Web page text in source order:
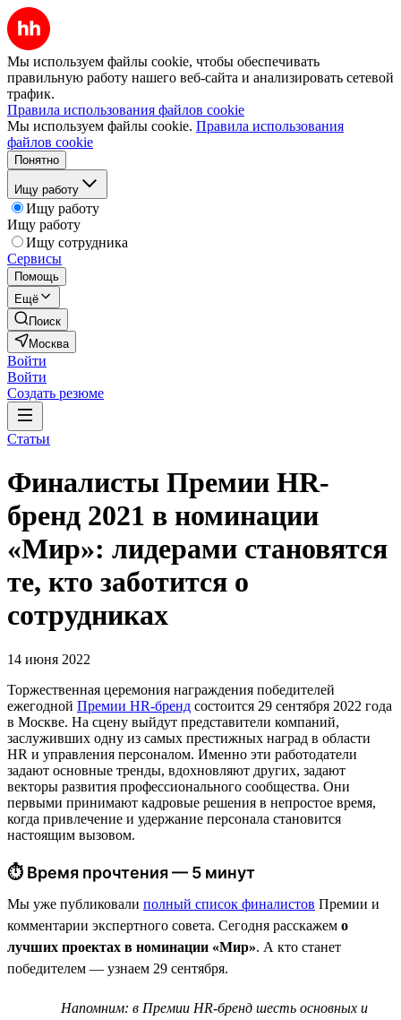
Мы используем файлы cookie, чтобы обеспечивать
правильную работу нашего веб-сайта и анализировать сетевой
трафик.
Правила использования файлов cookie
Мы используем файлы cookie. Правила использования
файлов cookie
Понятно
Ищу работу
Ищу работу
Ищу работу
Ищу сотрудника
Сервисы
Помощь
Ещё
Поиск
Москва
Войти
Войти
Создать резюме
Статьи
Финалисты Премии HR-
бренд 2021 в номинации
«Мир»: лидерами становятся
те, кто заботится о
сотрудниках
14 июня 2022
Торжественная церемония награждения победителей
ежегодной Премии HR-бренд состоится 29 сентября 2022 года
в Москве. На сцену выйдут представители компаний,
заслуживших одну из самых престижных наград в области
HR и управления персоналом. Именно эти работодатели
задают основные тренды, вдохновляют других, задают
векторы развития профессионального сообщества. Они
первыми принимают кадровые решения в непростое время,
когда привлечение и удержание персонала становится
настоящим вызовом.
⏱ Время прочтения — 5 минут
Мы уже публиковали полный список финалистов Премии и
комментарии экспертного совета. Сегодня расскажем о
лучших проектах в номинации «Мир». А кто станет
победителем — узнаем 29 сентября.
Напомним: в Премии HR-бренд шесть основных и